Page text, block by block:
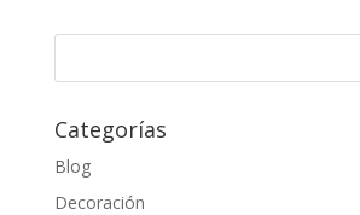
Categorías
Blog
Decoración